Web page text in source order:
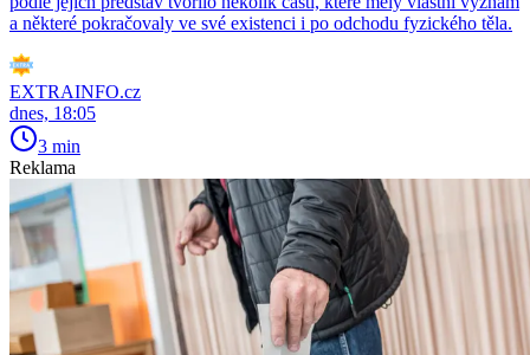
a některé pokračovaly ve své existenci i po odchodu fyzického těla.
EXTRAINFO.cz
dnes, 18:05
3 min
Reklama